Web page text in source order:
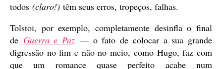
todos (claro!) têm seus erros, tropeços, falhas.
Tolstoi, por exemplo, completamente desinfla o final
de Guerra e Paz — o fato de colocar a sua grande
digressão no fim e não no meio, como Hugo, faz com
que um romance quase perfeito acabe num